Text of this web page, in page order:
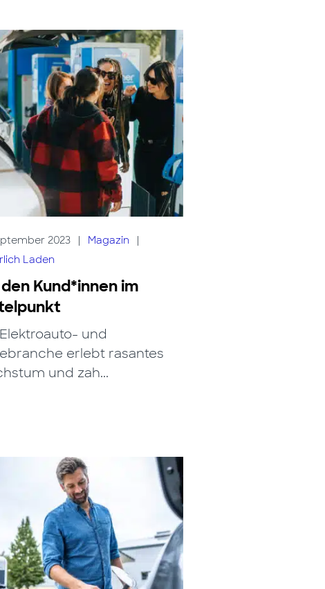
2023 | Magazin|
Laden
Kund*innen im
und
erlebt rasantes
und zah...